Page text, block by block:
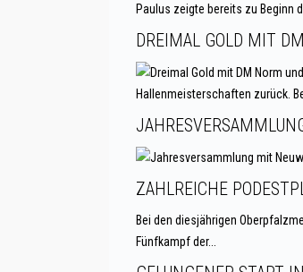
Paulus zeigte bereits zu Beginn
DREIMAL GOLD MIT
Hallenmeisterschaften zurück.
ZAHLREICHE
Bei den diesjährigen
Fünfkampf der...